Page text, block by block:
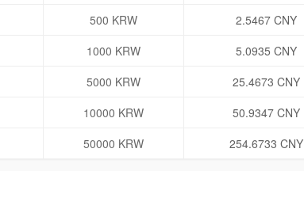
500 KRW
2.5467 CNY
1000 KRW
5.0935 CNY
5000 KRW
25.4673 CNY
10000 KRW
50.9347 CNY
50000 KRW 254.6733 CNY